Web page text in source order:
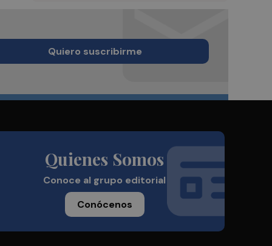
Quiero suscribirme
Quienes Somos
Conoce al grupo editorial
Conócenos